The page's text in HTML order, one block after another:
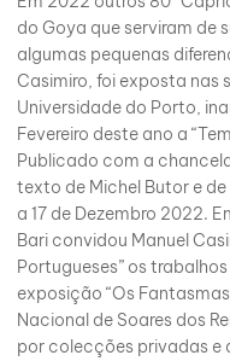
do Goya que serviram de
algumas pequenas
Casimiro, foi exposta nas
Universidade do Porto,
Fevereiro deste ano a
Publicado com a
texto de Michel Butor e
a 17 de Dezembro 2022.
Bari convidou Manuel
Portugueses” os
exposição “Os
Nacional de Soares dos
por colecções privadas e